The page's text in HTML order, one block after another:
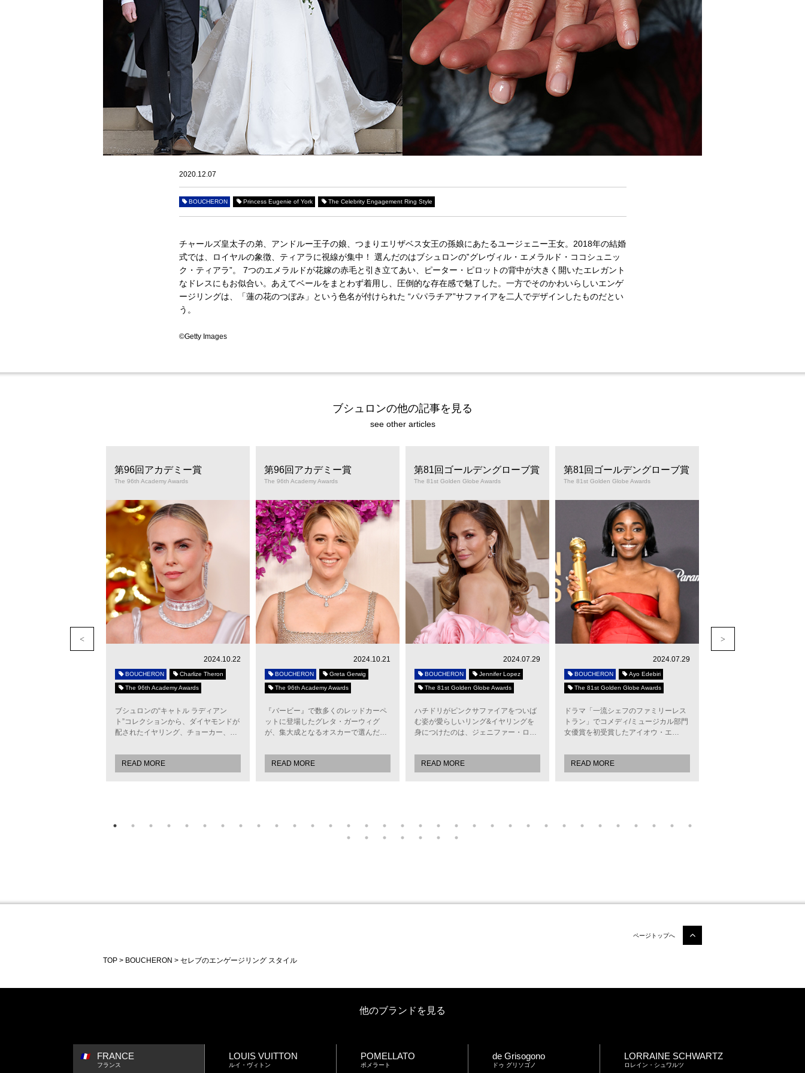
2020.12.07
BOUCHERON Princess Eugenie of York The Celebrity Engagement Ring Style
チャールズ皇太子の弟、アンドルー王子の娘、つまりエリザベス女王の孫娘にあたるユージェニー王女。2018年の結婚
式では、ロイヤルの象徴、ティアラに視線が集中！ 選んだのはブシュロンの‟グレヴィル・エメラルド・ココシュニッ
ク・ティアラ”。 7つのエメラルドが花嫁の赤毛と引き立てあい、ピーター・ピロットの背中が大きく開いたエレガント
なドレスにもお似合い。あえてベールをまとわず着用し、圧倒的な存在感で魅了した。一方でそのかわいらしいエンゲ
ージリングは、「蓮の花のつぼみ」という色名が付けられた “パパラチア”サファイアを二人でデザインしたものだとい
う。
©Getty Images
ブシュロンの他の記事を見る
see other articles
第96回アカデミー賞
The 96th Academy Awards
2024.10.22
BOUCHERON Charlize Theron
The 96th Academy Awards
ブシュロンの“キャトル ラディアン
ト”コレクションから、ダイヤモンドが
配されたイヤリング、チョーカー、…
READ MORE
第96回アカデミー賞
The 96th Academy Awards
2024.10.21
BOUCHERON Greta Gerwig
The 96th Academy Awards
『バービー』で数多くのレッドカーペ
ットに登場したグレタ・ガーウィグ
が、集大成となるオスカーで選んだ…
READ MORE
第81回ゴールデングローブ賞
The 81st Golden Globe Awards
2024.07.29
BOUCHERON Jennifer Lopez
The 81st Golden Globe Awards
ハチドリがピンクサファイアをついば
む姿が愛らしいリング&イヤリングを
身につけたのは、ジェニファー・ロ…
READ MORE
第81回ゴールデングローブ賞
The 81st Golden Globe Awards
2024.07.29
BOUCHERON Ayo Edebiri
The 81st Golden Globe Awards
ドラマ「一流シェフのファミリーレス
トラン」でコメディ/ミュージカル部門
女優賞を初受賞したアイオウ・エ…
READ MORE
ページトップへ
TOP BOUCHERON セレブのエンゲージリング スタイル
他のブランドを見る
FRANCE
フランス
LOUIS VUITTON
ルイ・ヴィトン
POMELLATO
ポメラート
de Grisogono
ドゥ グリソゴノ
LORRAINE SCHWARTZ
ロレイン・シュワルツ